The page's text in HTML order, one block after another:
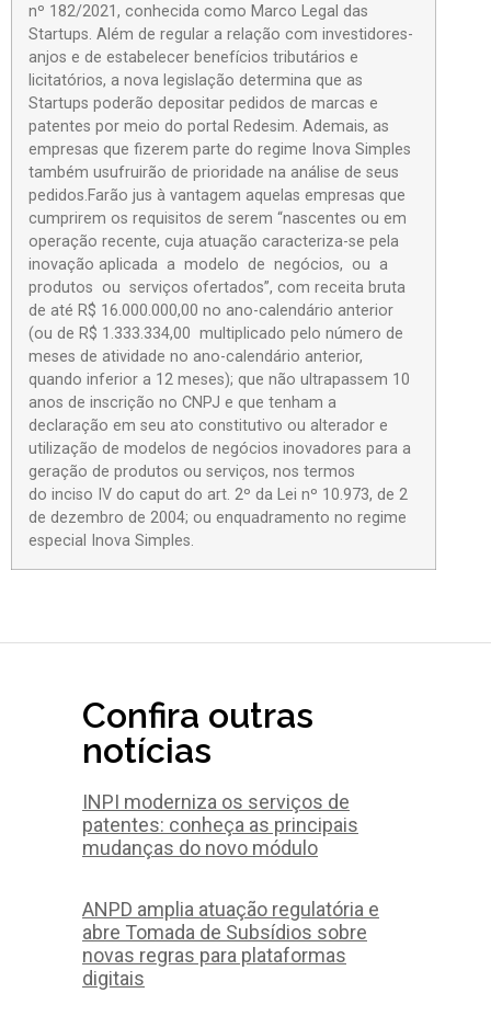
nº 182/2021, conhecida como Marco Legal das
Startups. Além de regular a relação com investidores-
anjos e de estabelecer benefícios tributários e
licitatórios, a nova legislação determina que as
Startups poderão depositar pedidos de marcas e
patentes por meio do portal Redesim. Ademais, as
empresas que fizerem parte do regime Inova Simples
também usufruirão de prioridade na análise de seus
pedidos.Farão jus à vantagem aquelas empresas que
cumprirem os requisitos de serem “nascentes ou em
operação recente, cuja atuação caracteriza-se pela
inovação aplicada a modelo de negócios, ou a
produtos ou serviços ofertados”, com receita bruta
de até R$ 16.000.000,00 no ano-calendário anterior
(ou de R$ 1.333.334,00 multiplicado pelo número de
meses de atividade no ano-calendário anterior,
quando inferior a 12 meses); que não ultrapassem 10
anos de inscrição no CNPJ e que tenham a
declaração em seu ato constitutivo ou alterador e
utilização de modelos de negócios inovadores para a
geração de produtos ou serviços, nos termos
do inciso IV do caput do art. 2º da Lei nº 10.973, de 2
de dezembro de 2004; ou enquadramento no regime
especial Inova Simples.
Confira outras
notícias
INPI moderniza os serviços de
patentes: conheça as principais
mudanças do novo módulo
ANPD amplia atuação regulatória e
abre Tomada de Subsídios sobre
novas regras para plataformas
digitais